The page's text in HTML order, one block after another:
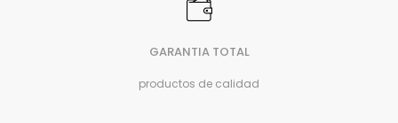
GARANTIA TOTAL
productos de calidad